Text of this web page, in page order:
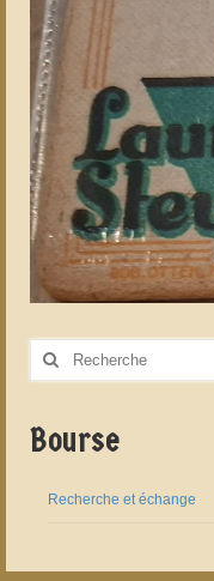
Rechercher
Bourse
Recherche et échange